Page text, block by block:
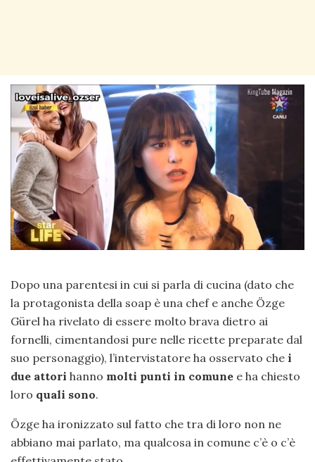
Dopo una parentesi in cui si parla di cucina (dato che
la protagonista della soap è una chef e anche Özge
Gürel ha rivelato di essere molto brava dietro ai
fornelli, cimentandosi pure nelle ricette preparate dal
suo personaggio), l’intervistatore ha osservato che i
due attori hanno molti punti in comune e ha chiesto
loro quali sono.
Özge ha ironizzato sul fatto che tra di loro non ne
abbiano mai parlato, ma qualcosa in comune c’è o c’è